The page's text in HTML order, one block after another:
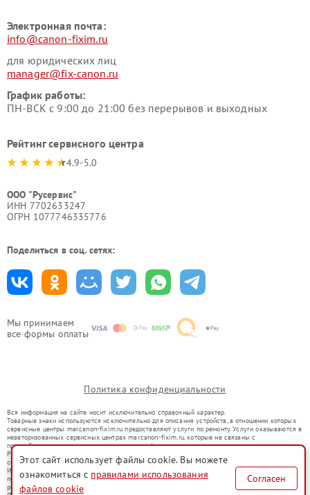
Мы принимаем
все формы оплаты
Электронная почта:
info@canon-fixim.ru
для юридических лиц
manager@fix-canon.ru
График работы:
ПН-ВСК с 9:00 до 21:00 без перерывов и выходных
Рейтинг сервисного центра
4.9-5.0
ООО "Русервис"
ИНН 7702633247
ОГРН 1077746335776
Поделиться в соц. сетях:
Политика конфиденциальности
Вся информация на сайте носит исключительно справочный характер.
Товарные знаки используются исключительно для описания устройств, в отношении которых
сервисные центры mar.canon-fixim.ru предоставляют услуги по ремонту. Услуги оказываются в
неавторизованных сервисных центрах mar.canon-fixim.ru, которые не связаны с
правообладателями товарных знаков или их официальными представителями.
Ремонт осуществляется для устройств, уже введенных в гражданский оборот в соответствии
со статьей 1487 ГК РФ.
Использование товарных знаков не преследует цели индивидуализации услуг или введения
потребителей в заблуждение, а служит для информирования о предоставляемых услугах по
ремонту техники указанных брендов.
Этот сайт использует файлы cookie. Вы можете
ознакомиться с правилами использования
файлов cookie
Согласен